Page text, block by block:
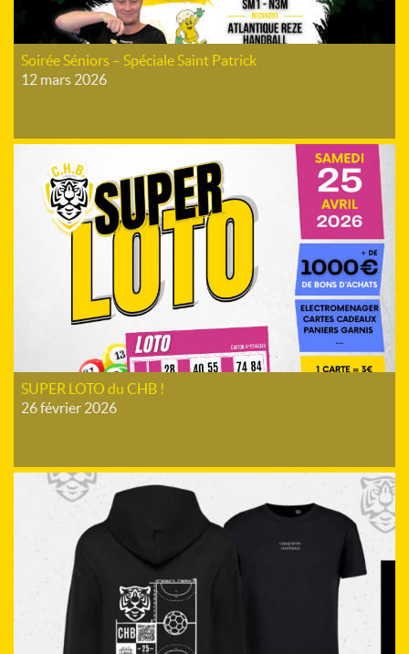
Soirée Séniors – Spéciale Saint Patrick
12 mars 2026
SUPER LOTO du CHB !
26 février 2026